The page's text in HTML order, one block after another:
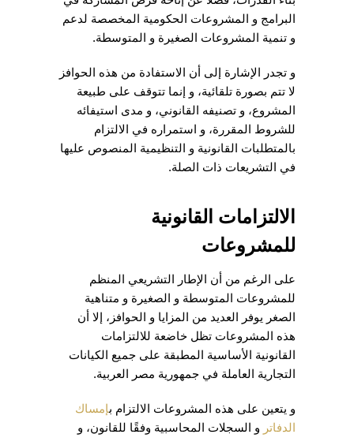
البرامج و المشروعات الحكومية المخصصة لدعم
و تنمية المشروعات الصغيرة و المتوسطة.
و تجدر الإشارة إلى أن الاستفادة من هذه الحوافز
لا تتم بصورة تلقائية، و إنما تتوقف على طبيعة
المشروع، و تصنيفه القانوني، و مدى استيفائه
للشروط المقررة، و استمراره في الالتزام
بالمتطلبات القانونية و التنظيمية المنصوص عليها
في التشريعات ذات الصلة.
الالتزامات القانونية
للمشروعات
على الرغم من أن الإطار التشريعي المنظم
للمشروعات المتوسطة و الصغيرة و متناهية
الصغر يوفر العديد من المزايا و الحوافز، إلا أن
هذه المشروعات تظل خاضعة للالتزامات
القانونية الأساسية المطبقة على جميع الكيانات
التجارية العاملة في جمهورية مصر العربية.
و يتعين على هذه المشروعات الالتزام بإمساك
الدفاتر و السجلات المحاسبية وفقًا للقانون، و